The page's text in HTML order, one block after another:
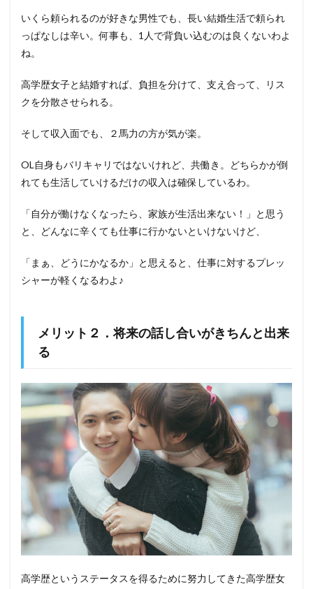
いくら頼られるのが好きな男性でも、長い結婚生活で頼られ
っぱなしは辛い。何事も、1人で背負い込むのは良くないわよ
ね。
高学歴女子と結婚すれば、負担を分けて、支え合って、リス
クを分散させられる。
そして収入面でも、２馬力の方が気が楽。
OL自身もバリキャリではないけれど、共働き。どちらかが倒
れても生活していけるだけの収入は確保しているわ。
「自分が働けなくなったら、家族が生活出来ない！」と思う
と、どんなに辛くても仕事に行かないといけないけど、
「まぁ、どうにかなるか」と思えると、仕事に対するプレッ
シャーが軽くなるわよ♪
メリット２．将来の話し合いがきちんと出来
る
高学歴というステータスを得るために努力してきた高学歴女